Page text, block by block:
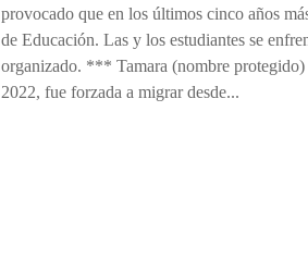
provocado que en los últimos cinco años
de Educación. Las y los estudiantes se
organizado. *** Tamara (nombre protegido)
2022, fue forzada a migrar desde...